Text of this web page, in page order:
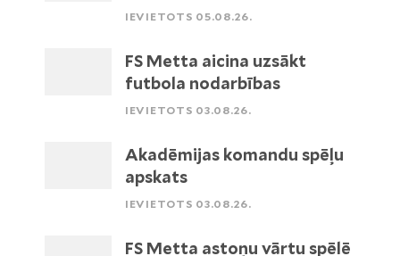
IEVIETOTS 05.08.26.
FS Metta aicina uzsākt
futbola nodarbības
IEVIETOTS 03.08.26.
Akadēmijas komandu spēļu
apskats
IEVIETOTS 03.08.26.
FS Metta astoņu vārtu spēlē